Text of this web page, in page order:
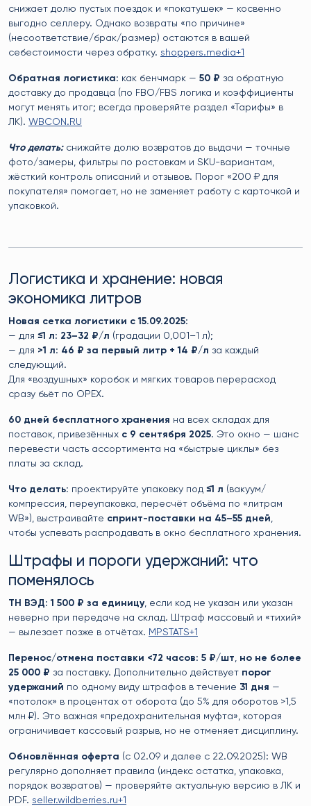
снижает долю пустых поездок и «покатушек» — косвенно
выгодно селлеру. Однако возвраты «по причине»
(несоответствие/брак/размер) остаются в вашей
себестоимости через обратку. shoppers.media+1
Обратная логистика: как бенчмарк — 50 ₽ за обратную
доставку до продавца (по FBO/FBS логика и коэффициенты
могут менять итог; всегда проверяйте раздел «Тарифы» в
ЛК). WBCON.RU
Что делать:снижайте долю возвратов до выдачи — точные
фото/замеры, фильтры по ростовкам и SKU-вариантам,
жёсткий контроль описаний и отзывов. Порог «200 ₽ для
покупателя» помогает, но не заменяет работу с карточкой и
упаковкой.
Логистика и хранение: новая
экономика литров
Новая сетка логистики с 15.09.2025:
— для ≤1 л: 23–32 ₽/л (градации 0,001–1 л);
— для >1 л: 46 ₽ за первый литр + 14 ₽/л за каждый
следующий.
Для «воздушных» коробок и мягких товаров перерасход
сразу бьёт по OPEX.
60 дней бесплатного хранения на всех складах для
поставок, привезённых с 9 сентября 2025. Это окно — шанс
перевести часть ассортимента на «быстрые циклы» без
платы за склад.
Что делать: проектируйте упаковку под ≤1 л (вакуум/
компрессия, переупаковка, пересчёт объёма по «литрам
WB»), выстраивайте спринт-поставки на 45–55 дней,
чтобы успевать распродавать в окно бесплатного хранения.
Штрафы и пороги удержаний: что
поменялось
ТН ВЭД:1 500 ₽ за единицу, если код не указан или указан
неверно при передаче на склад. Штраф массовый и «тихий»
— вылезает позже в отчётах. MPSTATS+1
Перенос/отмена поставки <72 часов: 5 ₽/шт, но не более
25 000 ₽ за поставку. Дополнительно действует порог
удержаний по одному виду штрафов в течение 31 дня —
«потолок» в процентах от оборота (до 5% для оборотов >1,5
млн ₽). Это важная «предохранительная муфта», которая
ограничивает кассовый разрыв, но не отменяет дисциплину.
Обновлённая оферта (с 02.09 и далее с 22.09.2025): WB
регулярно дополняет правила (индекс остатка, упаковка,
порядок возвратов) — проверяйте актуальную версию в ЛК и
PDF. seller.wildberries.ru+1